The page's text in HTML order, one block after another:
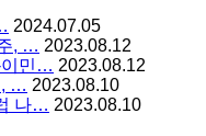
2024.07.05
, … 2023.08.12
이민… 2023.08.12
, … 2023.08.10
나… 2023.08.10